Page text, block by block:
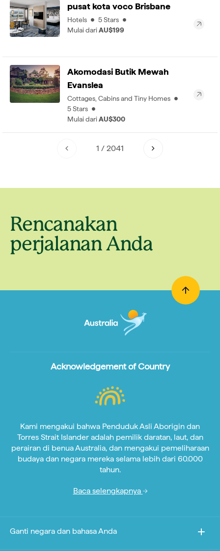
pusat kota voco Brisbane
Hotels
5 Stars
Mulai dariAU$199
Akomodasi Butik Mewah
Evanslea
Cottages, Cabins and Tiny Homes
5 Stars
Mulai dariAU$300
1 / 2041
Rencanakan
perjalanan Anda
Acknowledgement of Country
Kami mengakui bahwa Penduduk Asli Aborigin dan
Torres Strait Islander adalah pemilik daratan, laut, dan
perairan di benua Australia, dan mengakui pemeliharaan
budaya dan negara mereka selama lebih dari 60.000
tahun.
Baca selengkapnya
Ganti negara dan bahasa Anda